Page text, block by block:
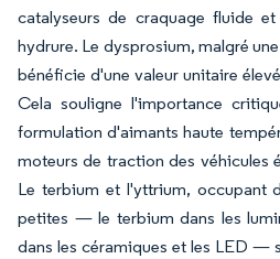
catalyseurs de craquage fluide
hydrure. Le dysprosium, malgré
bénéficie d'une valeur unitaire
Cela souligne l'importance
formulation d'aimants haute
moteurs de traction des véhicules
Le terbium et l'yttrium, occupant
petites — le terbium dans les
dans les céramiques et les LED —